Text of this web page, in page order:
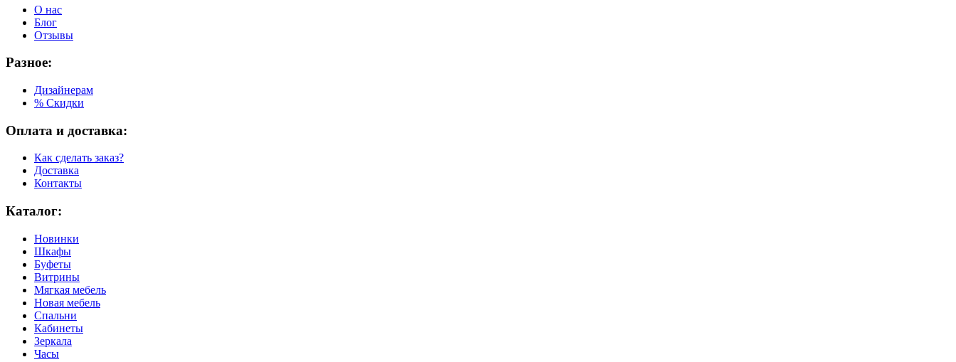
О нас
Блог
Отзывы
Разное:
Дизайнерам
% Скидки
Оплата и доставка:
Как сделать заказ?
Доставка
Контакты
Каталог:
Новинки
Шкафы
Буфеты
Витрины
Мягкая мебель
Новая мебель
Спальни
Кабинеты
Зеркала
Часы